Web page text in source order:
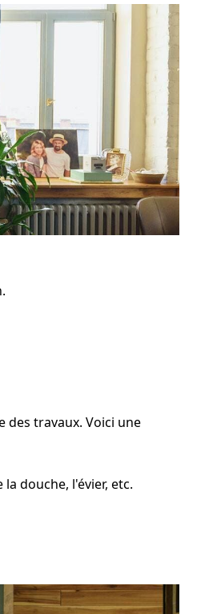
des travaux. Voici une
douche, l'évier, etc.